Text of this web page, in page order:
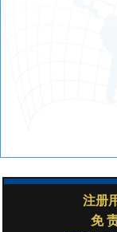
注册
免